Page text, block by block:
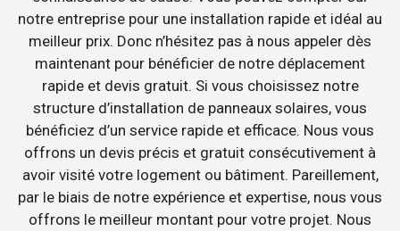
notre entreprise pour une installation rapide et idéal au
meilleur prix. Donc n’hésitez pas à nous appeler dès
maintenant pour bénéficier de notre déplacement
rapide et devis gratuit. Si vous choisissez notre
structure d’installation de panneaux solaires, vous
bénéficiez d’un service rapide et efficace. Nous vous
offrons un devis précis et gratuit consécutivement à
avoir visité votre logement ou bâtiment. Pareillement,
par le biais de notre expérience et expertise, nous vous
offrons le meilleur montant pour votre projet. Nous